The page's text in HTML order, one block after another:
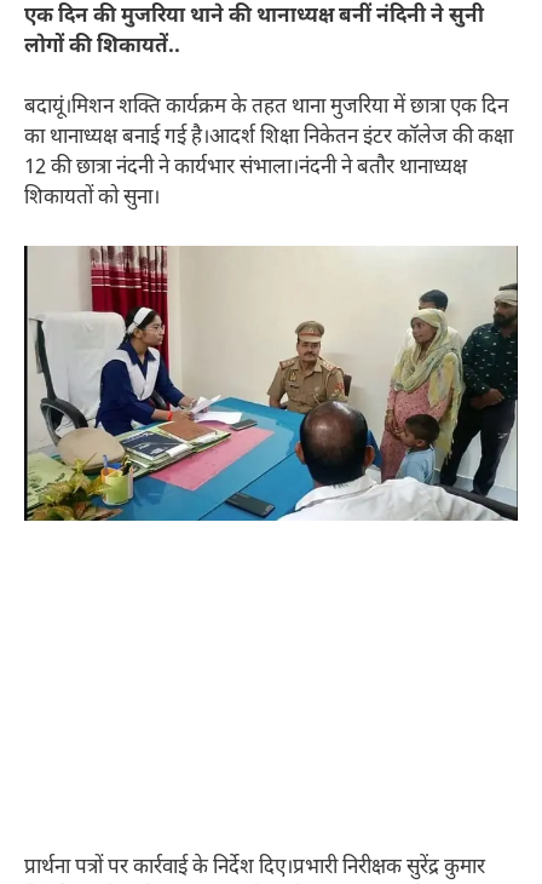
एक दिन की मुजरिया थाने की थानाध्यक्ष बनीं नंदिनी ने सुनी
लोगों की शिकायतें..
बदायूं।मिशन शक्ति कार्यक्रम के तहत थाना मुजरिया में छात्रा एक दिन
का थानाध्यक्ष बनाई गई है।आदर्श शिक्षा निकेतन इंटर कॉलेज की कक्षा
12 की छात्रा नंदनी ने कार्यभार संभाला।नंदनी ने बतौर थानाध्यक्ष
शिकायतों को सुना।
प्रार्थना पत्रों पर कार्रवाई के निर्देश दिए।प्रभारी निरीक्षक सुरेंद्र कुमार